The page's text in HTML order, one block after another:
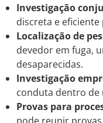
Investigação
discreta e
Localização de
devedor em fuga,
desaparecidas.
Investigação
conduta dentro de
Provas para